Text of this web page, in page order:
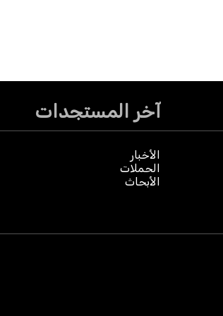
آخر المستجدات
الأخبار
الحملات
الأبحاث